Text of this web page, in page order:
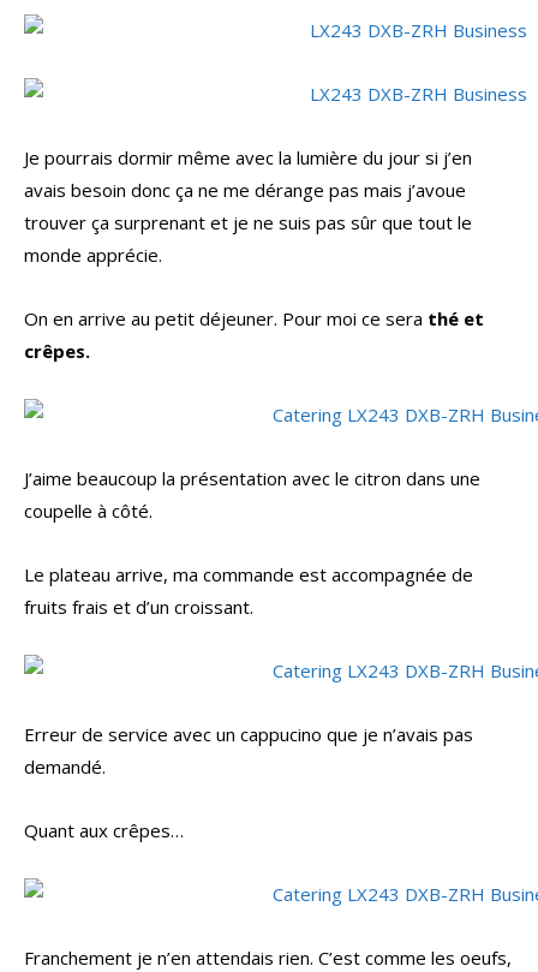
Je pourrais dormir même avec la lumière du jour si j’en
avais besoin donc ça ne me dérange pas mais j’avoue
trouver ça surprenant et je ne suis pas sûr que tout le
monde apprécie.
On en arrive au petit déjeuner. Pour moi ce sera thé et
crêpes.
J’aime beaucoup la présentation avec le citron dans une
coupelle à côté.
Le plateau arrive, ma commande est accompagnée de
fruits frais et d’un croissant.
Erreur de service avec un cappucino que je n’avais pas
demandé.
Quant aux crêpes…
Franchement je n’en attendais rien. C’est comme les oeufs,